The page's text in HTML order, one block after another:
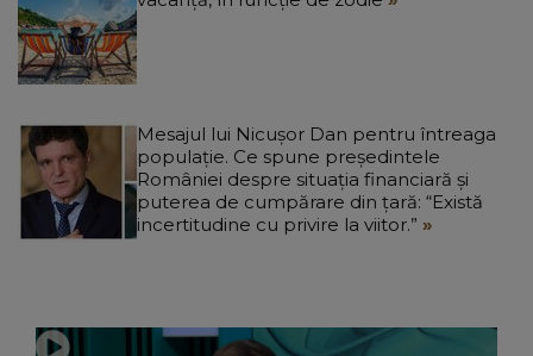
Mesajul lui Nicușor Dan pentru întreaga
populație. Ce spune președintele
României despre situația financiară și
puterea de cumpărare din țară: “Există
incertitudine cu privire la viitor.”